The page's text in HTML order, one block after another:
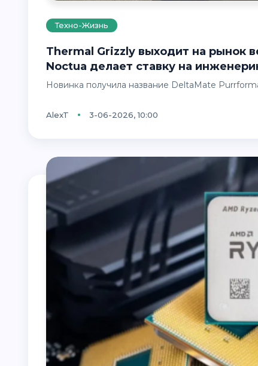
Техно-Жизнь
Thermal Grizzly выходит на рынок вентиляторов для ПК: новый конкурент
Noctua делает ставку на
Новинка получила название DeltaMate
AlexT 3-06-2026, 10:00